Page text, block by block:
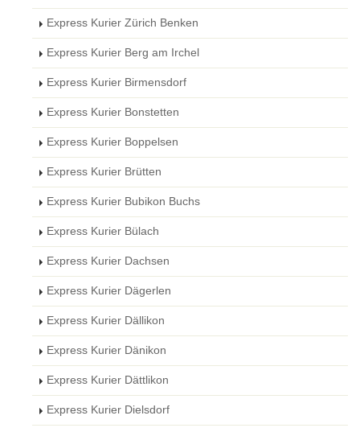
Express Kurier Zürich Benken
Express Kurier Berg am Irchel
Express Kurier Birmensdorf
Express Kurier Bonstetten
Express Kurier Boppelsen
Express Kurier Brütten
Express Kurier Bubikon Buchs
Express Kurier Bülach
Express Kurier Dachsen
Express Kurier Dägerlen
Express Kurier Dällikon
Express Kurier Dänikon
Express Kurier Dättlikon
Express Kurier Dielsdorf